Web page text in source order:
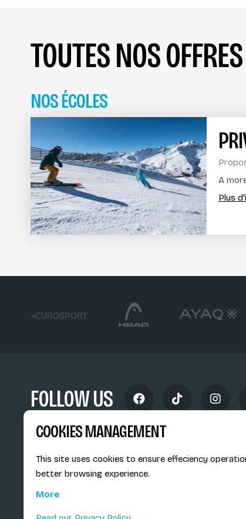
TOUTES NOS OFFRES
NOS ÉCOLES
A
Plus
FOLLOW US
COOKIES MANAGEMENT
This site uses cookies to ensure effeciency
better browsing experience.
More